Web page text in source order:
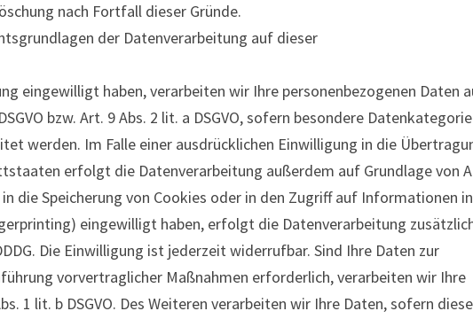
nach Fortfall dieser Gründe.
der Datenverarbeitung auf dieser
eingewilligt haben, verarbeiten wir Ihre personenbezogenen Daten
bzw. Art. 9 Abs. 2 lit. a DSGVO, sofern besondere
werden. Im Falle einer ausdrücklichen Einwilligung in die
erfolgt die Datenverarbeitung außerdem auf Grundlage von
in die Speicherung von Cookies oder in den Zugriff auf Informationen in
eingewilligt haben, erfolgt die Datenverarbeitung
Die Einwilligung ist jederzeit widerrufbar. Sind Ihre Daten zur
vorvertraglicher Maßnahmen erforderlich, verarbeiten wir Ihre
1 lit. b DSGVO. Des Weiteren verarbeiten wir Ihre Daten, sofern diese